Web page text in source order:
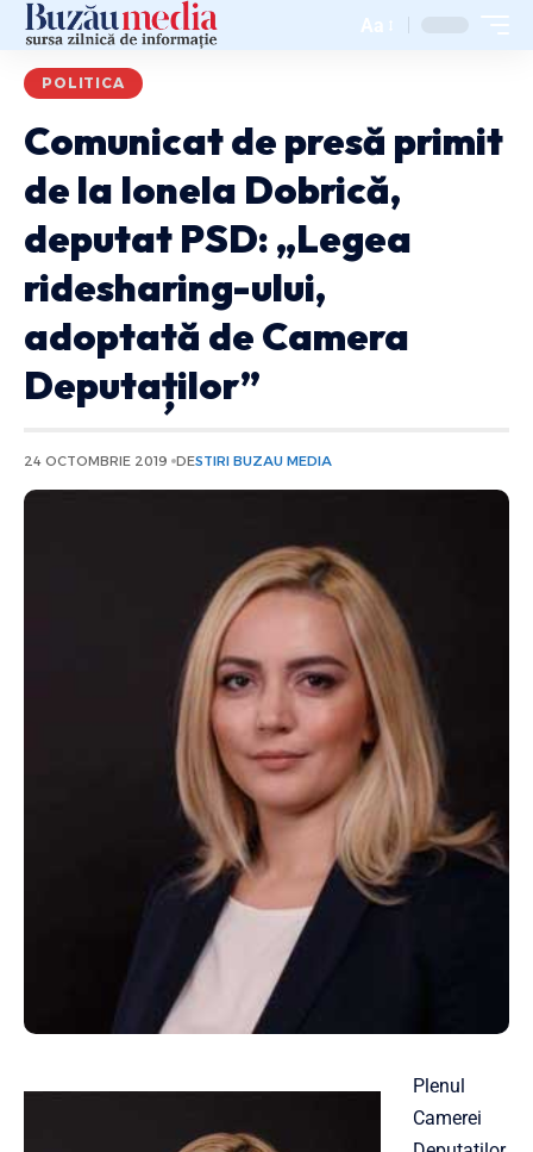
Aa
POLITICA
Comunicat de presă primit
de la Ionela Dobrică,
deputat PSD: „Legea
ridesharing-ului,
adoptată de Camera
Deputaților”
24 OCTOMBRIE 2019 DESTIRI BUZAU MEDIA
Plenul
Camerei